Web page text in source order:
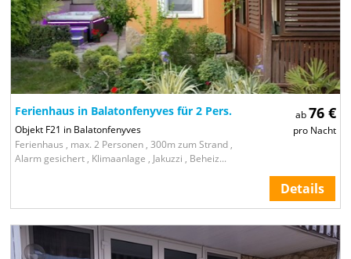
ab76 €
pro Nacht
Ferienhaus in Balatonfenyves für 2 Pers.
Objekt F21 in Balatonfenyves
Ferienhaus , max. 2 Personen , 300m zum Strand ,
Alarm gesichert , Klimaanlage , Jakuzzi , Beheiz...
Details